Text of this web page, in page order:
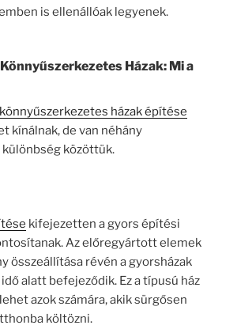
is ellenállóak legyenek.
Házak: Mi a
könnyűszerkezetes házak építése
kínálnak, de van néhány
közöttük.
kifejezetten a gyors építési
Az előregyártott elemek
összeállítása révén a gyorsházak
alatt befejeződik. Ez a típusú ház
azok számára, akik sürgősen
költözni.